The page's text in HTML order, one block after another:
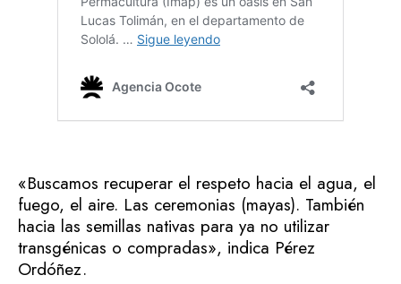
«Buscamos recuperar el respeto hacia el agua, el
fuego, el aire. Las ceremonias (mayas). También
hacia las semillas nativas para ya no utilizar
transgénicas o compradas», indica Pérez
Ordóñez.